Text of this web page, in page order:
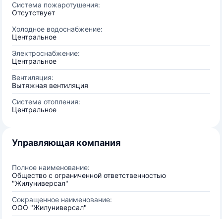
Система пожаротушения:
Отсутствует
Холодное водоснабжение:
Центральное
Электроснабжение:
Центральное
Вентиляция:
Вытяжная вентиляция
Система отопления:
Центральное
Управляющая компания
Полное наименование:
Общество с ограниченной ответственностью
"Жилуниверсал"
Сокращенное наименование:
ООО "Жилуниверсал"